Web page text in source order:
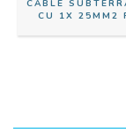
CABLE
CU 1X 25MM2